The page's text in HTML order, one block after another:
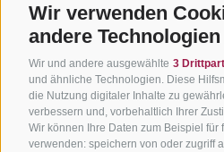
Wir verwenden
andere Technologien
Wir und andere ausgewählte 3
und ähnliche Technologien. Diese
die Nutzung digitaler Inhalte zu
verbessern und, vorbehaltlich Ihrer
Wir können Ihre Daten zum Beispiel für
verwenden: speichern von oder zugriff